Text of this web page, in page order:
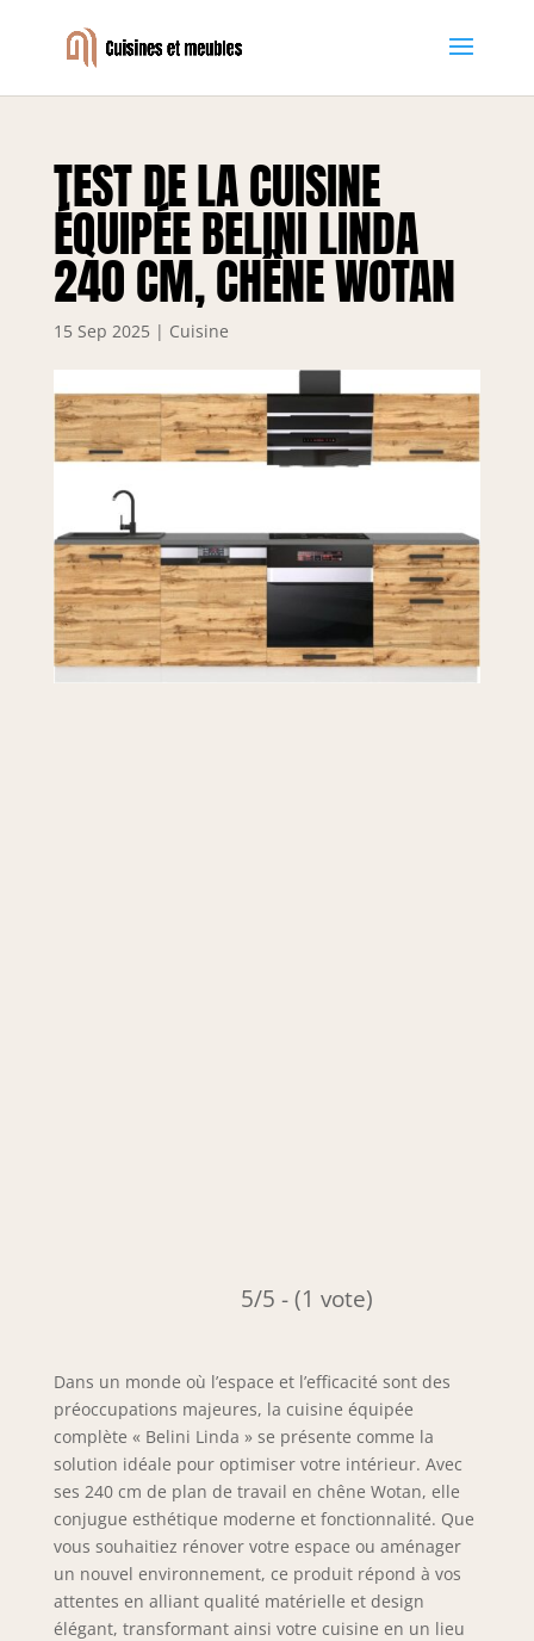
TEST DE LA CUISINE
ÉQUIPÉE BELINI LINDA
240 CM, CHÊNE WOTAN
15 Sep 2025 | Cuisine
5/5 - (1 vote)
Dans un monde où l’espace et l’efficacité sont des
préoccupations majeures, la cuisine équipée
complète « Belini Linda » se présente comme la
solution idéale pour optimiser votre intérieur. Avec
ses 240 cm de plan de travail en chêne Wotan, elle
conjugue esthétique moderne et fonctionnalité. Que
vous souhaitiez rénover votre espace ou aménager
un nouvel environnement, ce produit répond à vos
attentes en alliant qualité matérielle et design
élégant, transformant ainsi votre cuisine en un lieu